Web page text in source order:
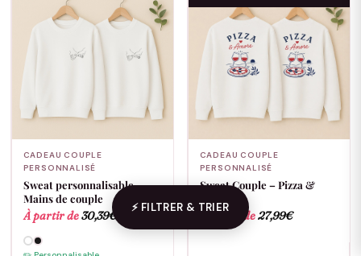
CADEAU COUPLE
PERSONNALISÉ
Sweat personnalisable –
Mains de couple
À partir de30,39€
CADEAU COUPLE
PERSONNALISÉ
Sweat Couple – Pizza &
À partir de27,99€
⚡ FILTRER & TRIER